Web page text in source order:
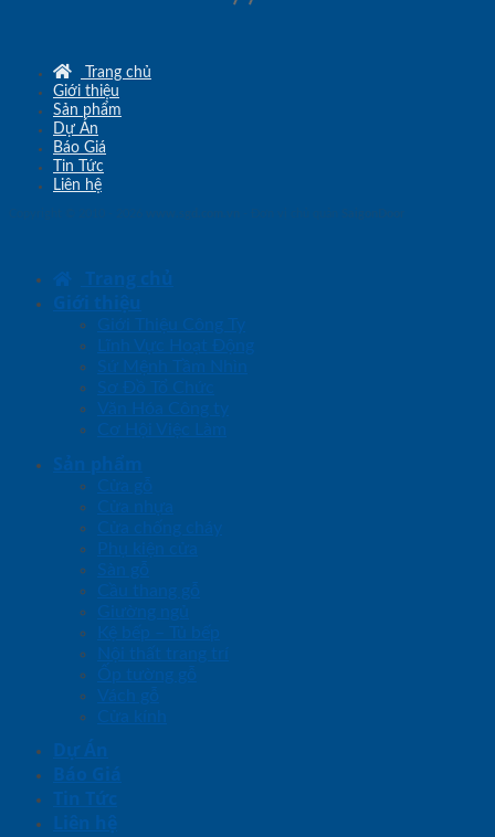
Trang chủ
Giới thiệu
Sản phẩm
Dự Án
Báo Giá
Tin Tức
Liên hệ
Trang chủ
Giới thiệu
Giới Thiệu Công Ty
Lĩnh Vực Hoạt Động
Sứ Mệnh Tầm Nhìn
Sơ Đồ Tổ Chức
Văn Hóa Công ty
Cơ Hội Việc Làm
Sản phẩm
Cửa gỗ
Cửa nhựa
Cửa chống cháy
Phụ kiện cửa
Sàn gỗ
Cầu thang gỗ
Giường ngủ
Kệ bếp – Tủ bếp
Nội thất trang trí
Ốp tường gỗ
Vách gỗ
Cửa kính
Dự Án
Báo Giá
Tin Tức
Liên hệ